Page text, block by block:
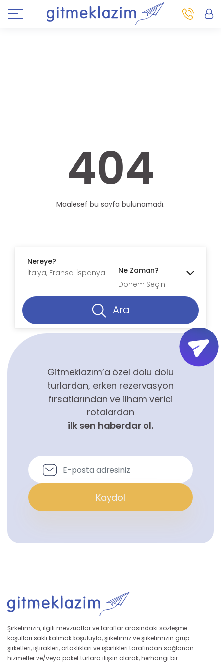
404
Maalesef bu sayfa bulunamadı.
Nereye?
Ne Zaman?
Dönem Seçin
Ara
Gitmeklazım’a özel dolu dolu
turlardan, erken rezervasyon
fırsatlarından ve ilham verici
rotalardan
ilk sen haberdar ol.
Kaydol
Şirketimizin, ilgili mevzuatlar ve taraflar arasındaki sözleşme
koşulları saklı kalmak koşuluyla, şirketimiz ve şirketimizin grup
şirketleri, iştirakleri, ortaklıkları ve işbirlikleri tarafından sağlanan
hizmetler ve/veya paket turlara ilişkin olarak, herhangi bir